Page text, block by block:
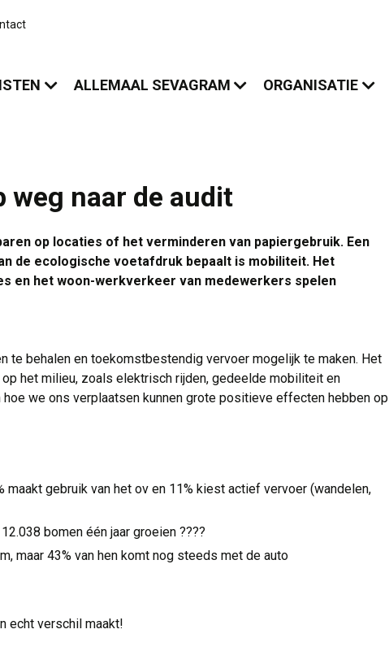
ALLEMAAL SEVAGRAM ORGANISATIE
weg naar de audit
op locaties of het verminderen van papiergebruik. Een
de ecologische voetafdruk bepaalt is mobiliteit. Het
en het woon-werkverkeer van medewerkers spelen
te behalen en toekomstbestendig vervoer mogelijk te maken. Het
het milieu, zoals elektrisch rijden, gedeelde mobiliteit en
we ons verplaatsen kunnen grote positieve effecten hebben op
gebruik van het ov en 11% kiest actief vervoer (wandelen,
bomen één jaar groeien ????
maar 43% van hen komt nog steeds met de auto
echt verschil maakt!